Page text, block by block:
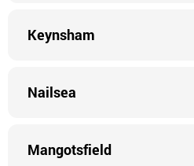
Keynsham
Nailsea
Mangotsfield